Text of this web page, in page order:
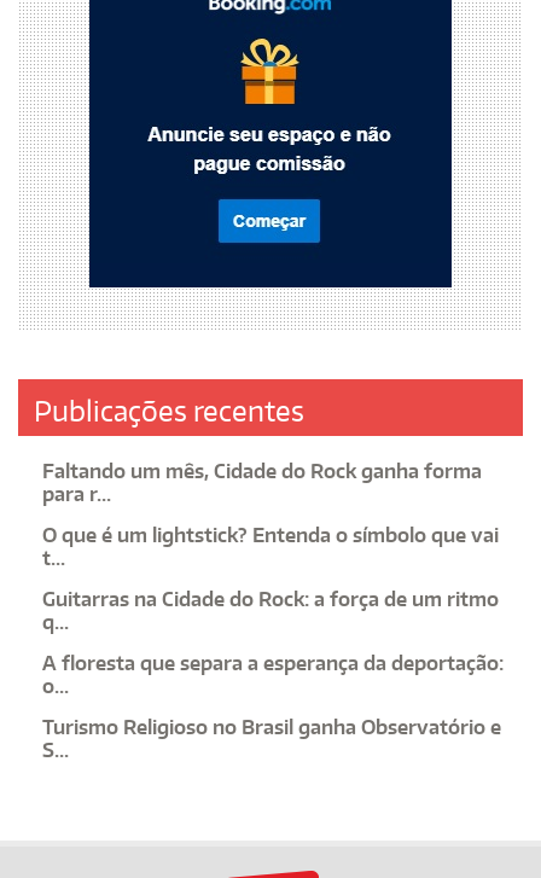
Publicações recentes
Faltando um mês, Cidade do Rock ganha forma
para r...
O que é um lightstick? Entenda o símbolo que vai
t...
Guitarras na Cidade do Rock: a força de um ritmo
q...
A floresta que separa a esperança da deportação:
o...
Turismo Religioso no Brasil ganha Observatório e
S...